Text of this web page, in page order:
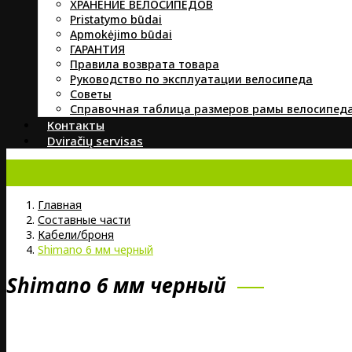
ХРАНЕНИЕ ВЕЛОСИПЕДОВ
Pristatymo būdai
Apmokėjimo būdai
ГАРАНТИЯ
Правила возврата товара
Руководство по эксплуатации велосипеда
Советы
Справочная таблица размеров рамы
Контакты
Dviračių servisas
Главная
Составные части
Кабели/броня
Shimano 6 мм черный
Shimano 6 мм черный